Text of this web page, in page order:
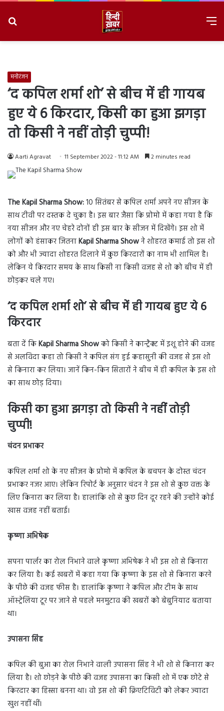
मनोरंजन
‘द कपिल शर्मा शो’ से बीच में ही गायब
हुए ये 6 किरदार, किसी का हुआ झगड़ा
तो किसी ने नहीं तोड़ी चुप्पी!
Aarti Agravat 11 September 2022 - 11:12 AM 2 minutes read
The Kapil Sharma Show:10 सितंबर से कपिल शर्मा अपने नए सीजन के
साथ टीवी पर दस्तक दे चुका है। इस बार जैसा कि प्रोमो में कहा गया है कि
नया सीजन और नए चेहरे दोनों ही इस बार के सीजन में दिखेंगे। इस शो में
लोगों को हंसाकर जितनाKapil Sharma Showने शोहरत कमाई तो इस शो
को और भी ज्यादा शोहरत दिलाने में कुछ किरदारों का नाम भी शामिल है।
लेकिन ये किरदार समय के साथ किसी ना किसी वजह से शो को बीच में ही
छोड़कर चले गए।
‘द कपिल शर्मा शो’ से बीच में ही गायब हुए ये 6
किरदार
बता दें किKapil Sharma Showको किसी ने कान्ट्रैक्ट में इशू होने की वजह
से अलविदा कहा तो किसी ने कपिल संग हुई कहासुनी की वजह से इस शो
से किनारा कर लिया। जानें किन-किन सितारों ने बीच में ही कपिल के इस शो
का साथ छोड़ दिया।
किसी का हुआ झगड़ा तो किसी ने नहीं तोड़ी
चुप्पी!
चंदन प्रभाकर
कपिल शर्मा शो के नए सीजन के प्रोमो में कपिल के बचपन के दोस्त चंदन
प्रभाकर नजर आए। लेकिन रिपोर्ट के अनुसार चंदन ने इस शो से कुछ वक्त के
लिए किनारा कर लिया है। हालांकि शो से कुछ दिन दूर रहने की उन्होंने कोई
खास वजह नहीं बताई।
कृष्णा अभिषेक
सपना पार्लर का रोल निभाने वाले कृष्णा अभिषेक ने भी इस शो से किनारा
कर लिया है। कई खबरों में कहा गया कि कृष्णा के इस शो से किनारा करने
के पीछे की वजह फीस है। हालांकि कृष्णा ने कपिल और टीम के साथ
ऑस्ट्रेलिया टूर पर जाने से पहले मनमुटाव की खबरों को बेबुनियाद बताया
था।
उपासना सिंह
कपिल की बुआ का रोल निभाने वाली उपासना सिंह ने भी शो से किनारा कर
लिया है। शो छोड़ने के पीछे की वजह उपासना का किसी शो में एक छोटे से
किरदार का हिस्सा बनना था। वो इस शो की क्रिएटिविटी को लेकर ज्यादा
खुश नहीं थीं।